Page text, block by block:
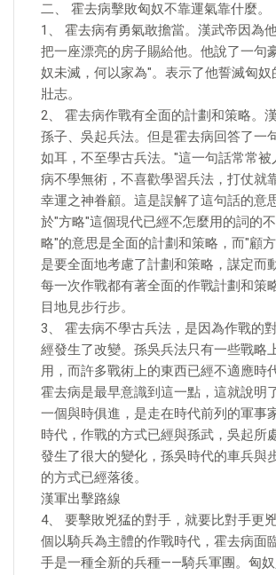
二、 霍去病擊敗匈奴不靠運氣靠什麼。
1、 霍去病有勇氣敢擔當。漢武帝因為
把一座漂亮的房子賜給他。他說了一句
奴未滅，何以家為"。表示了他誓滅匈奴
壯志。
2、 霍去病作戰有全面的計劃和策略。
孫子、吳起兵法。但是霍去病回答了一
如耳，不至學古兵法。"這一句話常常被
病不學無術，不喜歡學習兵法，打仗就
幸運之神眷顧。這是誤解了這句話的意
於"方略"這個現代已經不怎麼用的詞的
略"的意思是全面的計劃和策略，而"顧
是要全面地考慮了計劃和策略，謀定而
每一次作戰都有著全面的作戰計劃和策
目地見步行步。
3、 霍去病不學古兵法，是因為作戰的
經發生了改變。孫吳兵法只有一些戰略
用，而許多戰術上的東西已經不適應時
霍去病是最早意識到這一點，這就說明
一個與時俱進，是走在時代前列的軍事
時代，作戰的方式已經與孫武，吳起所
發生了很大的變化，孫吳時代的車兵與
的方式已經落後。
漢軍出擊路線
4、 要擊敗兇猛的對手，就要比對手更
個以騎兵為主體的作戰時代，霍去病面
手是一種全新的兵種——騎兵軍團。匈奴